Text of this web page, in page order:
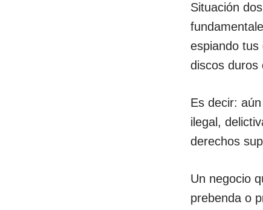
Situación
espiando tus
discos duros
Es decir:
ilegal,
derechos
Un negocio
prebenda o